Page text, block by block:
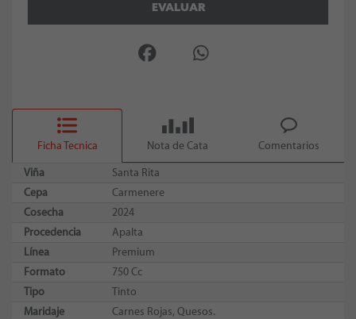
EVALUAR
Ficha Tecnica Nota de Cata Comentarios
Viña
Santa Rita
Cepa
Carmenere
Cosecha
2024
Procedencia
Apalta
Línea
Premium
Formato
750 Cc
Tipo
Tinto
Maridaje
Carnes Rojas, Quesos.